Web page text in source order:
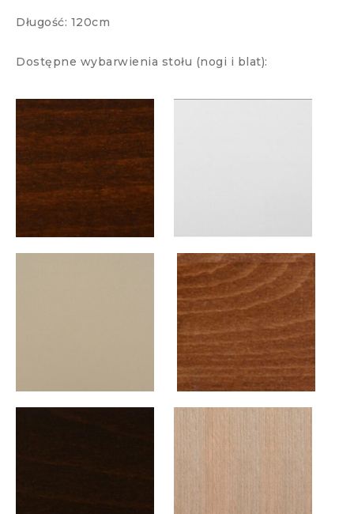
Długość: 120cm
Dostępne wybarwienia stołu (nogi i blat):